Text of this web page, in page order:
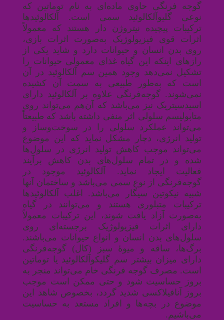
گوجه فرنگی حاوی ماده‌ای به نام توماتین که
نوعی گلیوآلکالوئید سمی است. آلکالوئیدها
ترکیبات پیچیده نیتروژن دار هستند که معمولاً
اثرات قوی فیزیولوژیک به‌صورت اثرات بازی،
روی بدن انسان و حیوانات دارد و شاید یکی از
رازهای اینکه این گیاه غذای معمولی حیوانات را
تشکیل نمی‌دهد وجود همین سم آلکالوئید در آن
است که به‌طور طبیعی به سمت آن کشیده
نمی‌شوند. گوجه‌فرنگی علاوه بر آلکالوئید دارای
اسیدسیتریک نیز می‌باشد که آن‌هم می‌تواند روی
متابولیسم سلولی اثر منفی داشته باشد که طبیعتاً
می‌تواند عملکرد سلولی را در سوخت‌وساز و
تولید انرژی، دچار مشکل نماید که این موضوع
می‌تواند موجب کاهش تولید انرژی در سلول‌ها
شده و در تمام سلول‌های بدن کاهش برآیند
فعالیت ایجاد نماید. آلکالوئید موجود در
گوجه‌فرنگی از نوع سمی می‌باشد و ساختمان آنها
شبیه نیکوتین سیگار می‌باشد. اغلب آلکالوئیدها
ترکیبات متبلوری هستند و می‌توانند در گیاه
به‌صورت آزاد یافت شوند، این ترکیبات معمولاً
دارای اثرات فیزیولوژیک برجسته‌ای روی
سلول‌های بدن انسان و انواع حیوانات می‌باشند.
برگ‌ها، ساقه و میوۀ سبز (کال) گوجه‌فرنگی
دارای میزان بیشتر سم گلیکوآلکالوئید یا توماتین
است. مصرف گوجه فرنگی خام می‌تواند منجر به
بروز حساسیت شود و حتی ممکن است موجب
بروز آنافیلاکسی شدید گردد، بخصوص شاهد این
موضوع در بچه‌ها و افراد مستعد به حساسیت
می‌باشیم .